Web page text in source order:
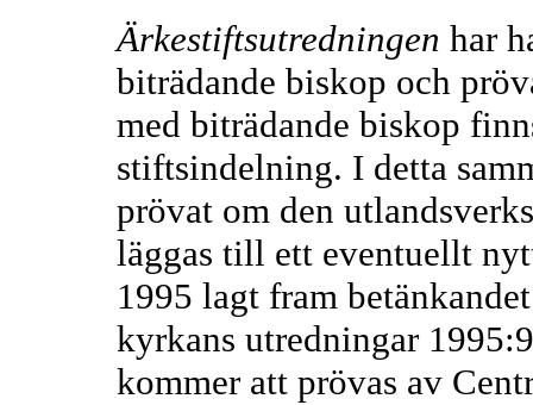
Ärkestiftsutredningen har
biträdande biskop och
med biträdande biskop
stiftsindelning. I detta
prövat om den
läggas till ett eventuellt
1995 lagt fram
kyrkans utredningar
kommer att prövas av